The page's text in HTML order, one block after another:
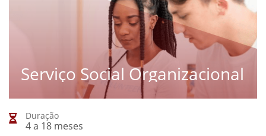
Serviço Social Organizacional
Duração
4 a 18 meses